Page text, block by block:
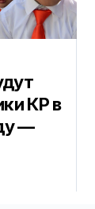
КР в
—